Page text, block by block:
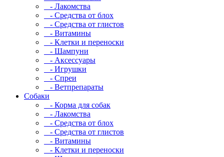
- Лакомства
- Средства от блох
- Средства от глистов
- Витамины
- Клетки и переноски
- Шампуни
- Аксессуары
- Игрушки
- Спреи
- Ветпрепараты
Собаки
- Корма для собак
- Лакомства
- Средства от блох
- Средства от глистов
- Витамины
- Клетки и переноски